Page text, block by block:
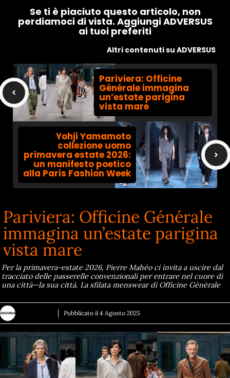
Se ti è piaciuto questo articolo, non
perdiamoci di vista. Aggiungi ADVERSUS
ai tuoi preferiti
Altri contenuti su ADVERSUS
Pariviera: Officine
Générale immagina
un’estate parigina
vista mare
Yohji Yamamoto
collezione uomo
primavera estate 2026:
un manifesto poetico
alla Paris Fashion Week
Pariviera: Officine Générale
immagina un’estate parigina
vista mare
Per la primavera-estate 2026, Pierre Mahéo ci invita a uscire dal
tracciato delle passerelle convenzionali per entrare nel cuore di
una città—la sua città. La sfilata menswear di Officine Générale
Pubblicato il 4 Agosto 2025